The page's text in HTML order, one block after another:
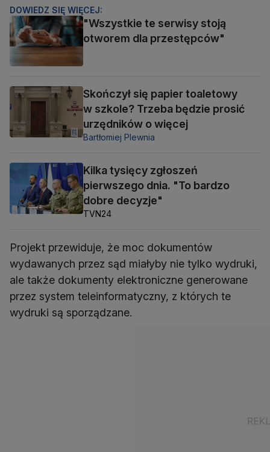
DOWIEDZ SIĘ WIĘCEJ:
"Wszystkie te serwisy stoją
otworem dla przestępców"
Skończył się papier toaletowy
w szkole? Trzeba będzie prosić
urzędników o więcej
Bartłomiej Plewnia
Kilka tysięcy zgłoszeń
pierwszego dnia. "To bardzo
dobre decyzje"
TVN24
Projekt przewiduje, że moc dokumentów
wydawanych przez sąd miałyby nie tylko wydruki,
ale także dokumenty elektroniczne generowane
przez system teleinformatyczny, z których te
wydruki są sporządzane.